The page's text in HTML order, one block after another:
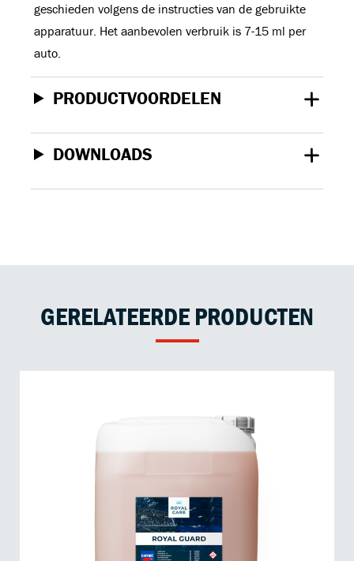
geschieden volgens de instructies van de gebruikte
apparatuur. Het aanbevolen verbruik is 7-15 ml per
auto.
PRODUCTVOORDELEN
DOWNLOADS
GERELATEERDE PRODUCTEN